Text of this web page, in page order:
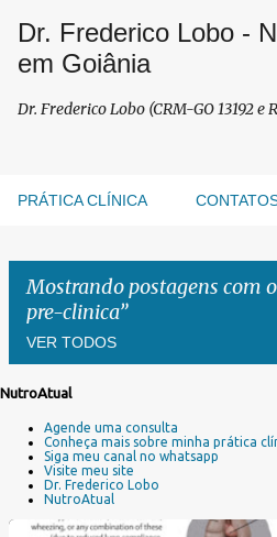
Pular para o
Dr. Frederico Lobo -
em Goiânia
Dr. Frederico Lobo (CRM-GO 13192 e
PRÁTICA CLÍNICA
Mostrando postagens com
pre-clinica
VER TODOS
g
NutroAtual
Agende uma consulta
Conheça mais sobre minha prática
Siga meu canal no whatsapp
Visite meu site
Dr. Frederico Lobo
NutroAtual